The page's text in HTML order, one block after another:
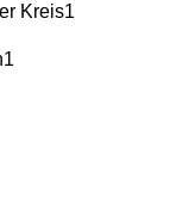
Kreis1
1